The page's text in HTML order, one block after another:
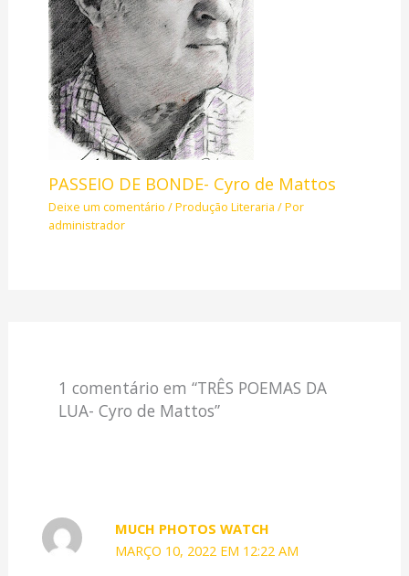
PASSEIO DE BONDE- Cyro de Mattos
Deixe um comentário /Produção Literaria / Por
administrador
1 comentário em “TRÊS POEMAS DA
LUA- Cyro de Mattos”
MUCH PHOTOS WATCH
MARÇO 10, 2022 EM 12:22 AM